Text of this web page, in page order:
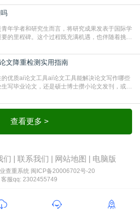
规范，真的太冤了。现在国内多数高校和核心期
：如果使用AI生成内容辅助写作，必须明确标
定为不符合学
年学者和研究生而言，将研究成果发表于国际学
的里程碑。这个过程既充满机遇，也伴随着挑
不好发表？其价值和难度究竟如何衡量。本篇
介绍“国际学术会议论文好发表吗”。一、会议论
比，国际会议论文的发
文降重检测实用指南
优质ai论文工具ai论文工具能解决论文写作哪些
写毕业论文，还是硕士博士攒小论文发刊，或是
夜不说，还经常改不到点上，交上去才发现重复
有了成熟的ai论文工具，这些痛点基本都能高效解
帮你梳
查看更多 >
们 联系我们 网站地图 电脑版
查重系统 闽ICP备20006702号-20
客服qq: 2302455749